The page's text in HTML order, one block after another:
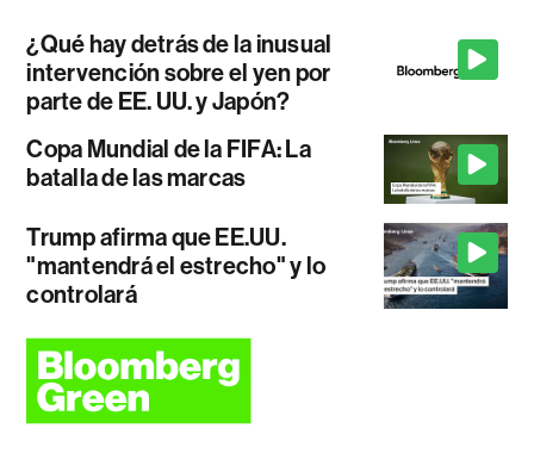
¿Qué hay detrás de la inusual
intervención sobre el yen por
parte de EE. UU. y Japón?
Copa Mundial de la FIFA: La
batalla de las marcas
Trump afirma que EE.UU.
"mantendrá el estrecho" y lo
controlará